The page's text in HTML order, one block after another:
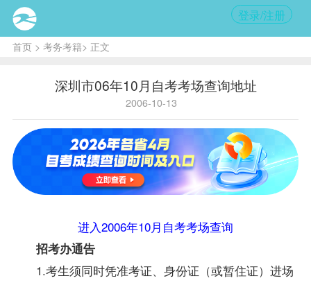
登录/注册
首页> 考务考籍> 正文
深圳市06年10月自考考场查询地址
2006-10-13
进入2006年10月自考考场查询
招考办通告
1.考生须同时凭准考证、身份证（或暂住证）进场